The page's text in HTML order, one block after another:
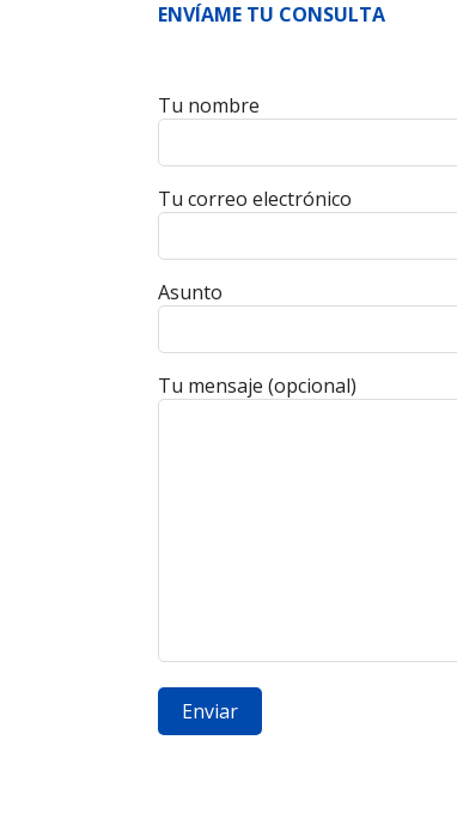
ENVÍAME TU CONSULTA
Tu nombre
Tu correo electrónico
Asunto
Tu mensaje (opcional)